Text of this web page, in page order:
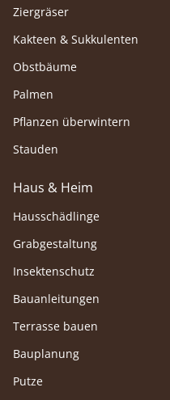
Ziergräser
Kakteen & Sukkulenten
Obstbäume
Palmen
Pflanzen überwintern
Stauden
Haus & Heim
Hausschädlinge
Grabgestaltung
Insektenschutz
Bauanleitungen
Terrasse bauen
Bauplanung
Putze